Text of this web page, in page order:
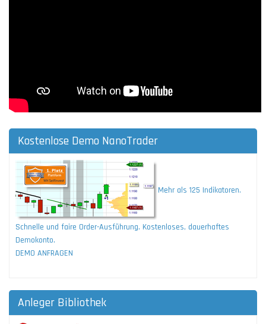
Kostenlose Demo NanoTrader
Mehr als 125 Indikatoren.
Schnelle und faire Order-Ausführung. Kostenloses, dauerhaftes
Demokonto.
DEMO ANFRAGEN
Anleger Bibliothek